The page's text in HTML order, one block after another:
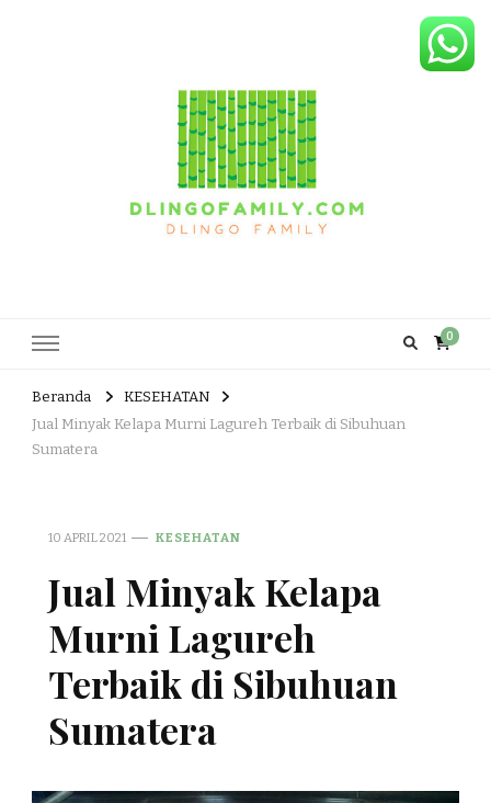
0
Beranda
KESEHATAN
Jual Minyak Kelapa Murni Lagureh Terbaik di Sibuhuan
Sumatera
10 APRIL 2021 KESEHATAN
Jual Minyak Kelapa
Murni Lagureh
Terbaik di Sibuhuan
Sumatera